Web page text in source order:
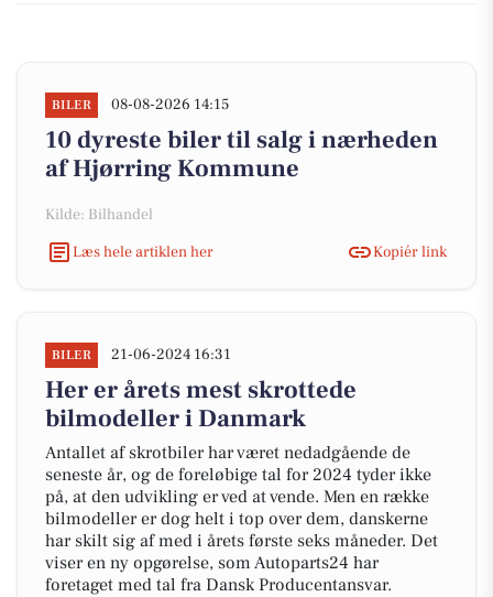
BILER 08-08-2026 14:15
10 dyreste biler til salg i nærheden
af Hjørring Kommune
Kilde: Bilhandel
Læs hele artiklen her
Kopiér link
BILER 21-06-2024 16:31
Her er årets mest skrottede
bilmodeller i Danmark
Antallet af skrotbiler har været nedadgående de
seneste år, og de foreløbige tal for 2024 tyder ikke
på, at den udvikling er ved at vende. Men en række
bilmodeller er dog helt i top over dem, danskerne
har skilt sig af med i årets første seks måneder. Det
viser en ny opgørelse, som Autoparts24 har
foretaget med tal fra Dansk Producentansvar.